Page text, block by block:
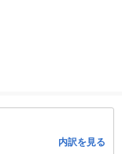
内訳を見る